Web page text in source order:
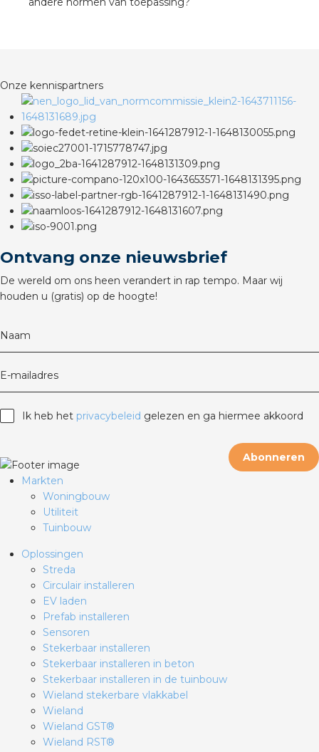
Onze kennispartners
Ontvang onze nieuwsbrief
De wereld om ons heen verandert in rap tempo. Maar wij
houden u (gratis) op de hoogte!
Naam
E-mailadres
Ik heb het privacybeleid gelezen en ga hiermee akkoord
Abonneren
Markten
Woningbouw
Utiliteit
Tuinbouw
Oplossingen
Streda
Circulair installeren
EV laden
Prefab installeren
Sensoren
Stekerbaar installeren
Stekerbaar installeren in beton
Stekerbaar installeren in de tuinbouw
Wieland stekerbare vlakkabel
Wieland
Wieland GST®
Wieland RST®